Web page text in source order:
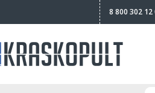
8 800 302 12